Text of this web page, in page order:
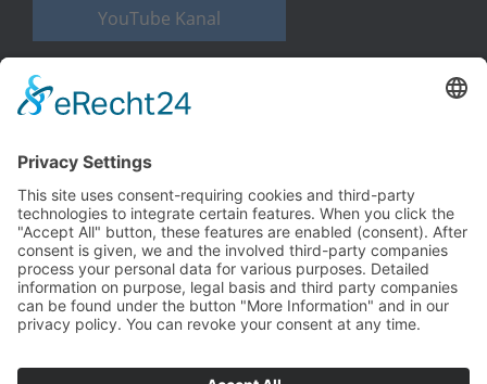
YouTube Kanal
WELLNESS PUR